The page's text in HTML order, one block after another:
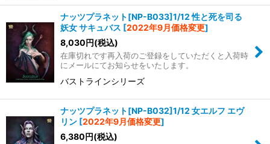
ナッツプラネット[NP-B033]1/12 性と死を司る
妖女 サキュバス [2022年9月価格変更]
8,030円(税込)
在庫切れです再入荷のご登録をしていただくと入荷時
にメールにてお知らせをいたします。
バストラインシリーズ
ナッツプラネット[NP-B032]1/12 女エルフ エヴ
リン [2022年9月価格変更]
6,380円(税込)